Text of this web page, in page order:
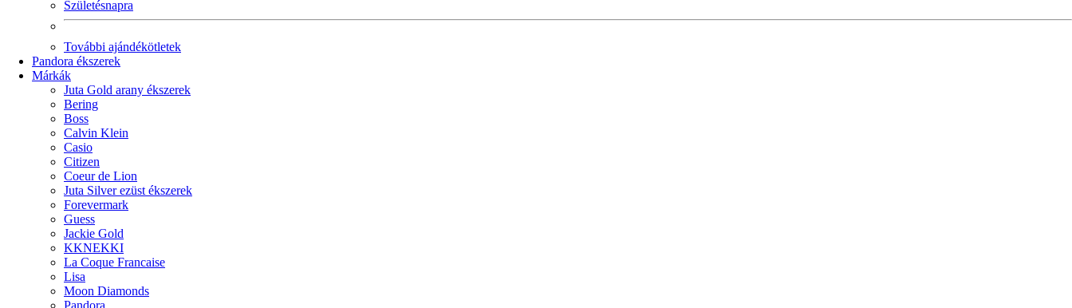
Születésnapra
További ajándékötletek
Pandora ékszerek
Márkák
Juta Gold arany ékszerek
Bering
Boss
Calvin Klein
Casio
Citizen
Coeur de Lion
Juta Silver ezüst ékszerek
Forevermark
Guess
Jackie Gold
KKNEKKI
La Coque Francaise
Lisa
Moon Diamonds
Pandora